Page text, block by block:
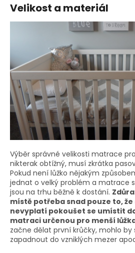
Velikost a materiál
Výběr správné velikosti matrace
nikterak obtížný, musí zkrátka
Pokud není lůžko nějakým
jednat o velký problém a matrace
jsou na trhu běžně k dostání.
místě potřeba snad pouze to,
nevyplatí pokoušet se umístit
matraci určenou pro menší
začne dělat první krůčky, mohlo by
zapadnout do vzniklých mezer